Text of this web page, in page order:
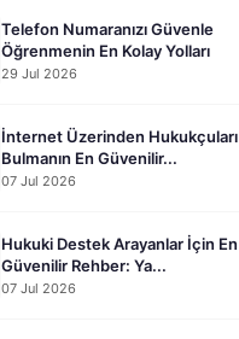
Telefon Numaranızı Güvenle
Öğrenmenin En Kolay Yolları
29 Jul 2026
İnternet Üzerinden Hukukçuları
Bulmanın En Güvenilir...
07 Jul 2026
Hukuki Destek Arayanlar İçin En
Güvenilir Rehber: Ya...
07 Jul 2026